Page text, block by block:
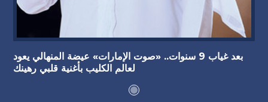
بعد غياب 9 سنوات.. «صوت الإمارات» عيضة المنهالي يعود
لعالم الكليب بأغنية قلبي رهينك